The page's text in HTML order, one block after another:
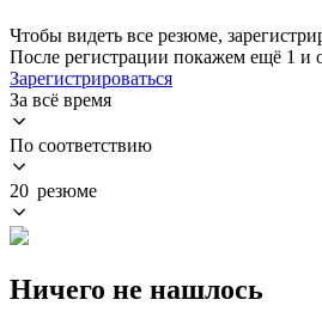
Чтобы видеть все резюме,
После регистрации покажем ещё 1 и
Зарегистрироваться
За всё время
По соответствию
20 резюме
Ничего не нашлось